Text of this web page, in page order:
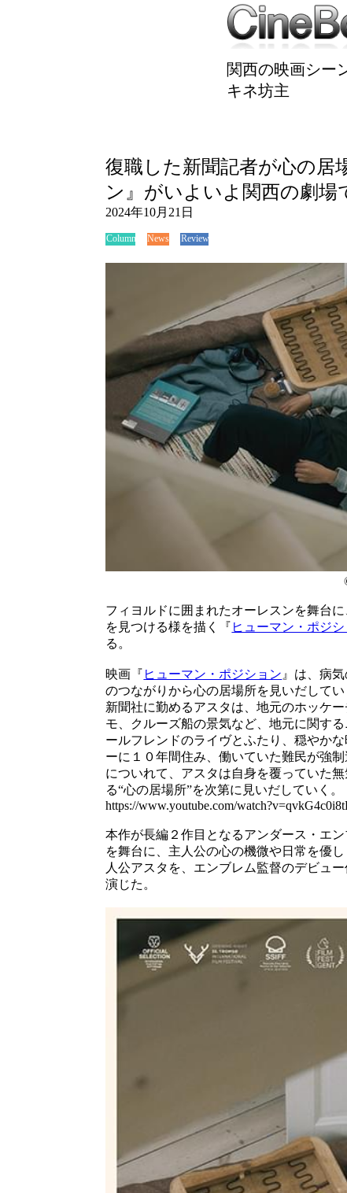
関西の映画シー
キネ坊主
復職した新聞記者が心の居
ン』がいよいよ関西の劇場
2024年10月21日
Column News Review
フィヨルドに囲まれたオーレスンを舞台
を見つける様を描く『 ヒューマン・ポジシ
る。
映画『 ヒューマン・ポジション 』は、病
のつながりから心の居場所を見いだして
新聞社に勤めるアスタは、地元のホッケ
モ、クルーズ船の景気など、地元に関す
ールフレンドのライヴとふたり、穏やか
ーに１０年間住み、働いていた難民が強
についれて、アスタは自身を覆っていた
る“心の居場所”を次第に見いだしていく。
https://www.youtube.com/
本作が長編２作目となるアンダース・エ
を舞台に、主人公の心の機微や日常を優
人公アスタを、エンブレム監督のデビュ
演じた。